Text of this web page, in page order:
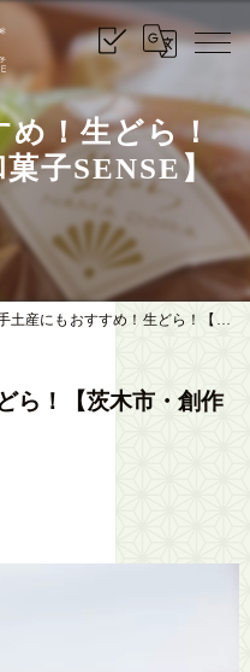
め！生どら！
子SENSE】
土産にもおすすめ！生どら！【茨木市・創作和菓子SENSE】
ら！【茨木市・創作